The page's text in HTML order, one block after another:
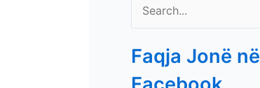
a
r
Faqja Jonë në
e
P